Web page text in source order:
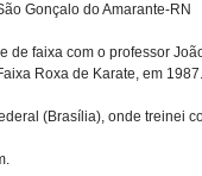
Gonçalo do Amarante-RN
de faixa com o professor
Roxa de Karate, em 1987.
(Brasília), onde treinei